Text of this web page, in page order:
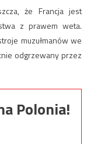
że Francja jest
z prawem weta.
muzułmanów we
odgrzewany przez
Polonia!